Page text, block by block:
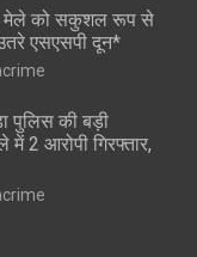
मेले को सकुशल रूप से
एसएसपी दून*
पुलिस की बड़ी
2 आरोपी गिरफ्तार,